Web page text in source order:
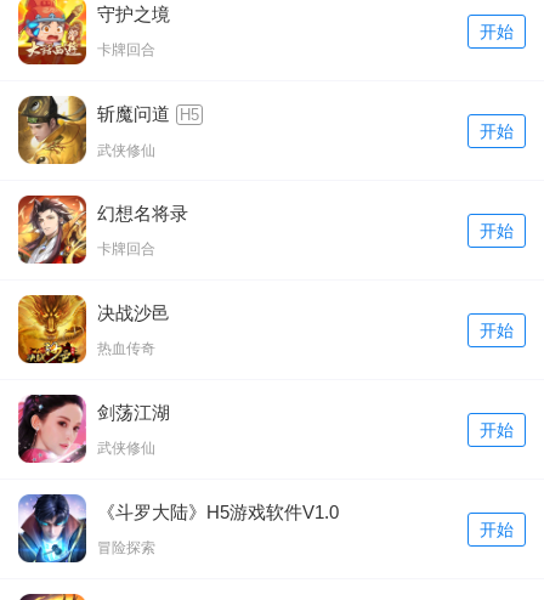
守护之境
卡牌回合
开始
斩魔问道 H5
武侠修仙
开始
幻想名将录
卡牌回合
开始
决战沙邑
热血传奇
开始
剑荡江湖
武侠修仙
开始
《斗罗大陆》H5游戏软件V1.0
冒险探索
开始